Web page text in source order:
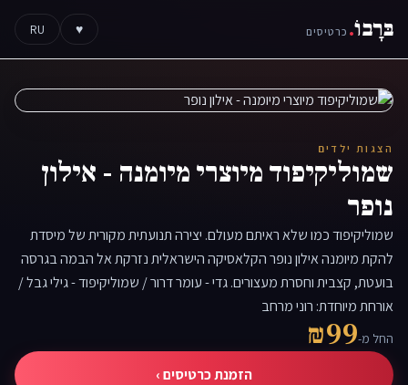
בּרָבוֹ. כרטיסים ♥
RU
הצגות ילדים
שמוליקיפוד מיוצרי מיומנה - אילון
נופר
שמוליקיפוד כמו שלא ראיתם מעולם. יצירה תנועתית מקורית של מיסדת
להקת מיומנה אילון נופר הקלאסיקה הישראלית נזרקת אל הבמה בגרסה
בועטת, קצבית וחסרת מעצורים. גדי - עומר דרור / שמוליקיפוד - גילי גבל /
אורחת מיוחדת: רוני מרחב
החל מ-₪99
הזמנת כרטיסים ›